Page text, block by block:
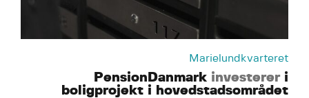
Marielundkvarteret
PensionDanmark investereri
boligprojekt i hovedstadsområdet